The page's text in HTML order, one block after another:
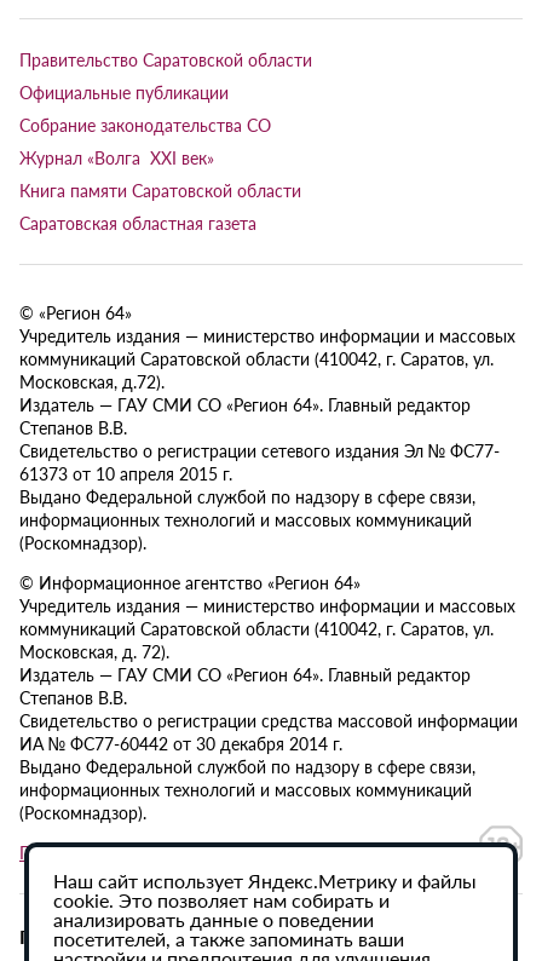
Правительство Саратовской области
Официальные публикации
Собрание законодательства СО
Журнал «Волга XXI век»
Книга памяти Саратовской области
Саратовская областная газета
© «Регион 64»
Учредитель издания — министерство информации и массовых
коммуникаций Саратовской области (410042, г. Саратов, ул.
Московская, д.72).
Издатель — ГАУ СМИ СО «Регион 64». Главный редактор
Степанов В.В.
Свидетельство о регистрации сетевого издания Эл № ФС77-
61373 от 10 апреля 2015 г.
Выдано Федеральной службой по надзору в сфере связи,
информационных технологий и массовых коммуникаций
(Роскомнадзор).
© Информационное агентство «Регион 64»
Учредитель издания — министерство информации и массовых
коммуникаций Саратовской области (410042, г. Саратов, ул.
Московская, д. 72).
Издатель — ГАУ СМИ СО «Регион 64». Главный редактор
Степанов В.В.
Свидетельство о регистрации средства массовой информации
ИА № ФС77-60442 от 30 декабря 2014 г.
Выдано Федеральной службой по надзору в сфере связи,
информационных технологий и массовых коммуникаций
(Роскомнадзор).
Политика в отношении обработки персональных данных
При использовании материалов сайта активная
Наш сайт использует Яндекс.Метрику и файлы
cookie. Это позволяет нам собирать и
анализировать данные о поведении
посетителей, а также запоминать ваши